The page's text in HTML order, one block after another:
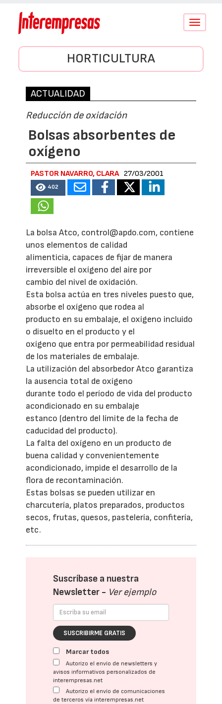
Conmutar
HORTICULTURA
ACTUALIDAD
Reducción de oxidación
Bolsas absorbentes de
oxígeno
PASTOR NAVARRO, CLARA 27/03/2001
402
La bolsa Atco, control@apdo.com, contiene
unos elementos de calidad
alimenticia, capaces de fijar de manera
irreversible el oxígeno del aire por
cambio del nivel de oxidación.
Esta bolsa actúa en tres niveles puesto que,
absorbe el oxígeno que rodea al
producto en su embalaje, el oxígeno incluido
o disuelto en el producto y el
oxígeno que entra por permeabilidad residual
de los materiales de embalaje.
La utilización del absorbedor Atco garantiza
la ausencia total de oxígeno
durante todo el período de vida del producto
acondicionado en su embalaje
estanco (dentro del límite de la fecha de
caducidad del producto).
La falta del oxígeno en un producto de
buena calidad y convenientemente
acondicionado, impide el desarrollo de la
flora de recontaminación.
Estas bolsas se pueden utilizar en
charcutería, platos preparados, productos
secos, frutas, quesos, pastelería, confitería,
etc.
Suscríbase a nuestra
Newsletter - Ver ejemplo
SUSCRIBIRME GRATIS
Marcar todos
Autorizo el envío de newsletters y
avisos informativos personalizados de
interempresas.net
Autorizo el envío de comunicaciones
de terceros vía interempresas.net